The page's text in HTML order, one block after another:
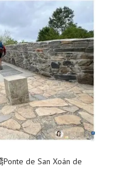
de San Xoán de